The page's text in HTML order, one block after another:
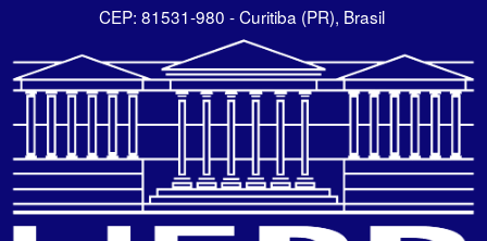
CEP: 81531-980 - Curitiba (PR), Brasil